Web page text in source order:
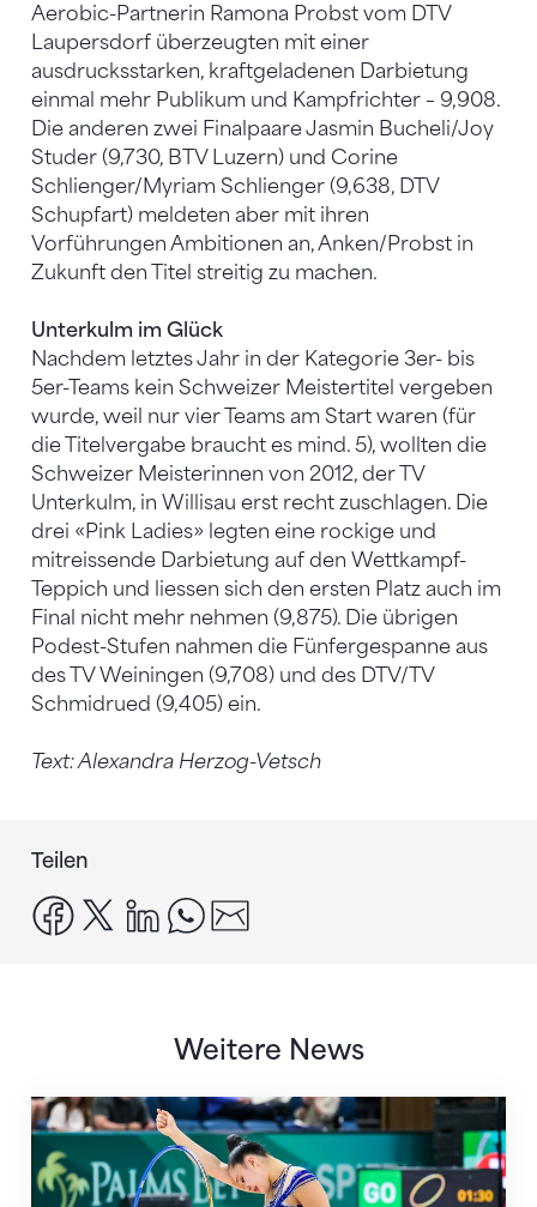
Aerobic-Partnerin Ramona Probst vom DTV
Laupersdorf überzeugten mit einer
ausdrucksstarken, kraftgeladenen Darbietung
einmal mehr Publikum und Kampfrichter – 9,908.
Die anderen zwei Finalpaare Jasmin Bucheli/Joy
Studer (9,730, BTV Luzern) und Corine
Schlienger/Myriam Schlienger (9,638, DTV
Schupfart) meldeten aber mit ihren
Vorführungen Ambitionen an, Anken/Probst in
Zukunft den Titel streitig zu machen.
Unterkulm im Glück
Nachdem letztes Jahr in der Kategorie 3er- bis
5er-Teams kein Schweizer Meistertitel vergeben
wurde, weil nur vier Teams am Start waren (für
die Titelvergabe braucht es mind. 5), wollten die
Schweizer Meisterinnen von 2012, der TV
Unterkulm, in Willisau erst recht zuschlagen. Die
drei «Pink Ladies» legten eine rockige und
mitreissende Darbietung auf den Wettkampf-
Teppich und liessen sich den ersten Platz auch im
Final nicht mehr nehmen (9,875). Die übrigen
Podest-Stufen nahmen die Fünfergespanne aus
des TV Weiningen (9,708) und des DTV/TV
Schmidrued (9,405) ein.
Text: Alexandra Herzog-Vetsch
Teilen
facebook
x linkedinwhatsapp
Weitere News
Nächster Halt: Weltmeisterschaft